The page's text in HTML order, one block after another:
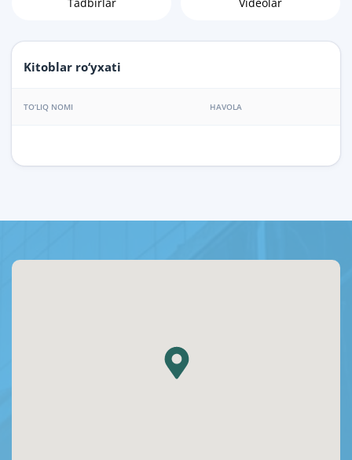
Tadbirlar Videolar
Kitoblar ro‘yxati
TO‘LIQ NOMI HAVOLA